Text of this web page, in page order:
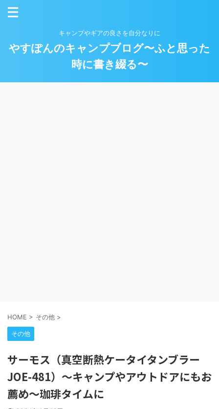
キャンプやギアの良さを自分なりに
やすぽんのキャンプブログ〜ふと思った
時に書き綴る〜
HOME > その他 >
その他
サーモス（真空断熱ケータイタンブラー
JOE-481）～キャンプやアウトドアにもお
薦め～珈琲タイムに